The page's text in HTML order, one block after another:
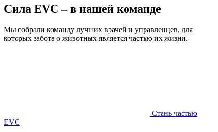
Сила EVC – в нашей команде
Мы собрали команду лучших врачей и управленцев, для
которых забота о животных является частью их жизни.
Стань частью
EVC